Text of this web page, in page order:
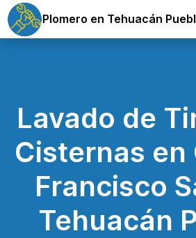
Plomero en Tehuacán
Lavado de
Cisternas en
Francisco
Tehuacán